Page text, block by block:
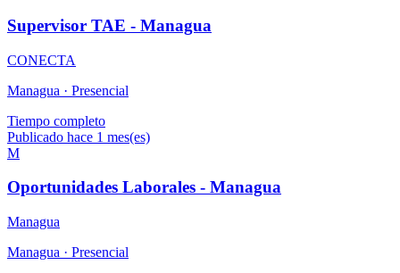
Supervisor TAE - Managua
CONECTA
Managua · Presencial
Tiempo completo
Publicado hace 1 mes(es)
M
Oportunidades Laborales - Managua
Managua
Managua · Presencial